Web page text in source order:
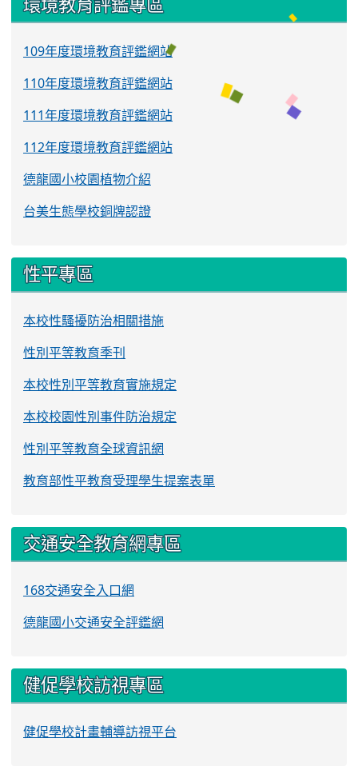
109年度環境教育評鑑網站
110年度環境教育評鑑網站
111年度環境教育評鑑網站
112年度環境教育評鑑網站
德龍國小校園植物介紹
台美生態學校銅牌認證
性平專區
本校性騷擾防治相關措施
性別平等教育季刊
本校性別平等教育實施規定
本校校園性別事件防治規定
性別平等教育全球資訊網
教育部性平教育受理學生提案表單
交通安全教育網專區
168交通安全入口網
德龍國小交通安全評鑑網
健促學校訪視專區
健促學校計畫輔導訪視平台